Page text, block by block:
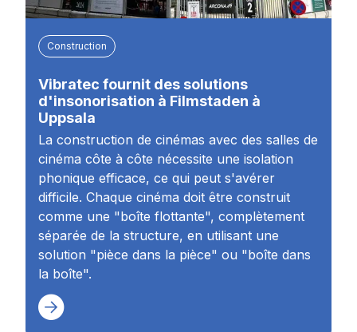
Construction
Vibratec fournit des solutions
d'insonorisation à Filmstaden à
Uppsala
La construction de cinémas avec des salles de
cinéma côte à côte nécessite une isolation
phonique efficace, ce qui peut s'avérer
difficile. Chaque cinéma doit être construit
comme une "boîte flottante", complètement
séparée de la structure, en utilisant une
solution "pièce dans la pièce" ou "boîte dans
la boîte".